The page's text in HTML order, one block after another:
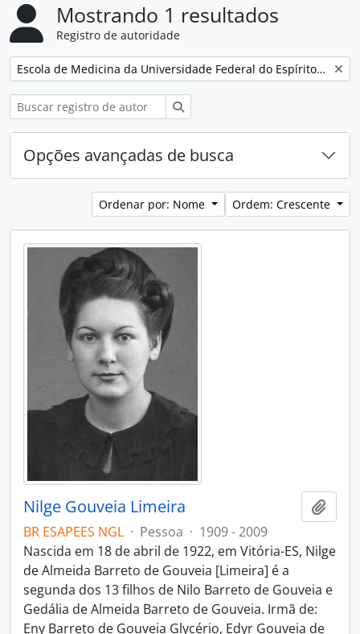
Mostrando 1 resultados
Registro de autoridade
Remover filtro: Escola de Medicina da Universidade Federal do Espírito Santo
Opções avançadas de busca
Ordenar por: Nome Ordem: Crescente
Nilge Gouveia Limeira
BR ESAPEES NGL · Pessoa · 1909 - 2009
Nascida em 18 de abril de 1922, em Vitória-ES, Nilge
de Almeida Barreto de Gouveia [Limeira] é a
segunda dos 13 filhos de Nilo Barreto de Gouveia e
Gedália de Almeida Barreto de Gouveia. Irmã de:
Eny Barreto de Gouveia Glycério, Edyr Gouveia de